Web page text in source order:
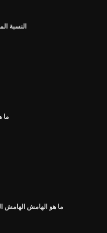
النسبة
ما
ما هو الهامش الهامش